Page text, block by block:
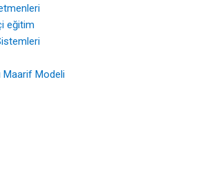
eğitim
Maarif Modeli